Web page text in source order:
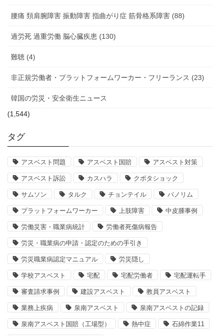
腰痛 頚肩腕障害 振動障害 指曲がり症 筋骨格系障害 (88)
過労死 過重労働 脳心臓疾患 (130)
難聴 (4)
非正規労働者・プラットフォームワーカー・フリーランス (23)
韓国の労災・安全衛生ニュース
(1,544)
タグ
アスベスト問題 アスベスト国賠 アスベスト対策
アスベスト訴訟 カスハラ クボタショック
サムソン タルク チョンテイル パノリム
プラットフォームワーカー 上肢障害 中皮腫事例
労働災害・職業病統計 労働者死傷病報告
労災・職業病の申請・認定のための手引き
労災職業病認定マニュアル 労災隠し
学校アスベスト 宅配 宅配労働者 宅配運転手
審査請求事例 建設アスベスト 教員アスベスト
業務上疾病 泉南アスベスト 泉南アスベストの記録
泉南アスベスト国賠（工場型） 熱中症 石綿作業11